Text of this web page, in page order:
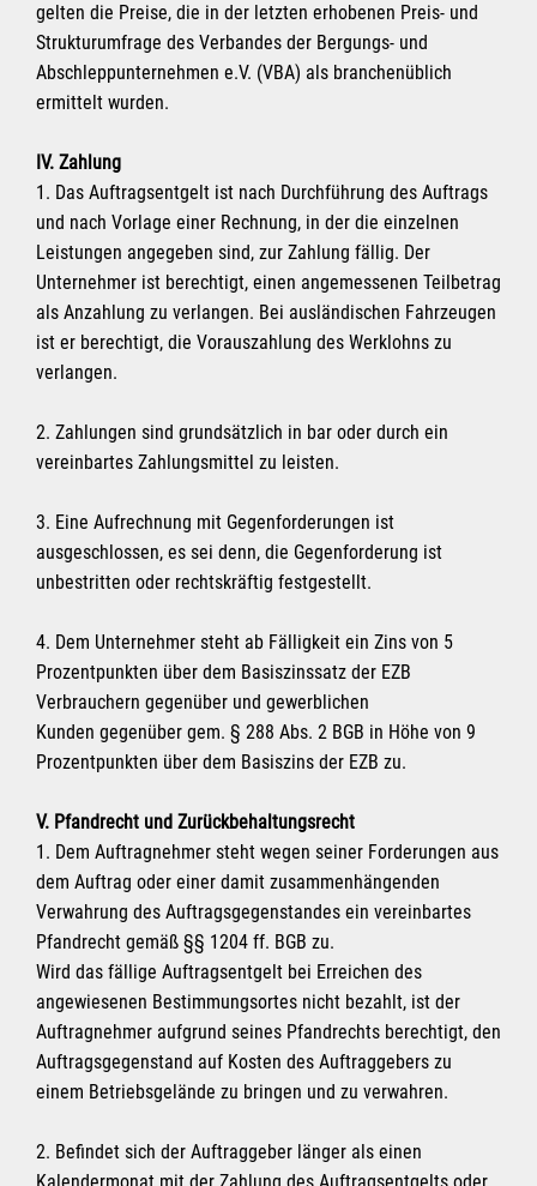
gelten die Preise, die in der letzten erhobenen Preis- und
Strukturumfrage des Verbandes der Bergungs- und
Abschleppunternehmen e.V. (VBA) als branchenüblich
ermittelt wurden.
IV. Zahlung
1. Das Auftragsentgelt ist nach Durchführung des Auftrags
und nach Vorlage einer Rechnung, in der die einzelnen
Leistungen angegeben sind, zur Zahlung fällig. Der
Unternehmer ist berechtigt, einen angemessenen Teilbetrag
als Anzahlung zu verlangen. Bei ausländischen Fahrzeugen
ist er berechtigt, die Vorauszahlung des Werklohns zu
verlangen.
2. Zahlungen sind grundsätzlich in bar oder durch ein
vereinbartes Zahlungsmittel zu leisten.
3. Eine Aufrechnung mit Gegenforderungen ist
ausgeschlossen, es sei denn, die Gegenforderung ist
unbestritten oder rechtskräftig festgestellt.
4. Dem Unternehmer steht ab Fälligkeit ein Zins von 5
Prozentpunkten über dem Basiszinssatz der EZB
Verbrauchern gegenüber und gewerblichen
Kunden gegenüber gem. § 288 Abs. 2 BGB in Höhe von 9
Prozentpunkten über dem Basiszins der EZB zu.
V. Pfandrecht und Zurückbehaltungsrecht
1. Dem Auftragnehmer steht wegen seiner Forderungen aus
dem Auftrag oder einer damit zusammenhängenden
Verwahrung des Auftragsgegenstandes ein vereinbartes
Pfandrecht gemäß §§ 1204 ff. BGB zu.
Wird das fällige Auftragsentgelt bei Erreichen des
angewiesenen Bestimmungsortes nicht bezahlt, ist der
Auftragnehmer aufgrund seines Pfandrechts berechtigt, den
Auftragsgegenstand auf Kosten des Auftraggebers zu
einem Betriebsgelände zu bringen und zu verwahren.
2. Befindet sich der Auftraggeber länger als einen